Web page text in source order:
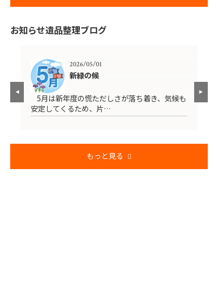
お知らせ遺品整理ブログ
2026/05/01
新緑の候
5月は新年度の慌ただしさが落ち着き、気候も
安定してくるため、片…
もっと見る